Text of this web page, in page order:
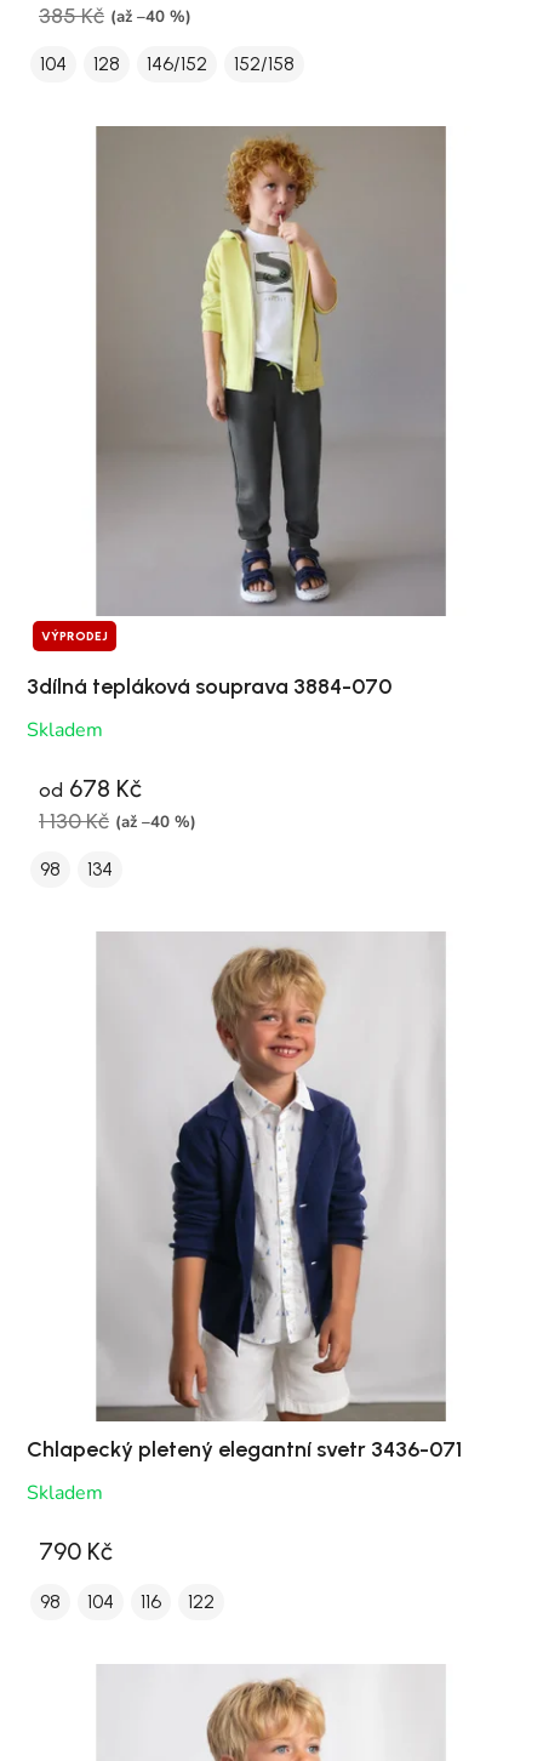
385 Kč (až –40 %)
104 128 146/152 152/158
VÝPRODEJ
3dílná tepláková souprava 3884-070
Skladem
od 678 Kč
1 130 Kč (až –40 %)
98 134
Chlapecký pletený elegantní svetr 3436-071
Skladem
790 Kč
98 104 116 122